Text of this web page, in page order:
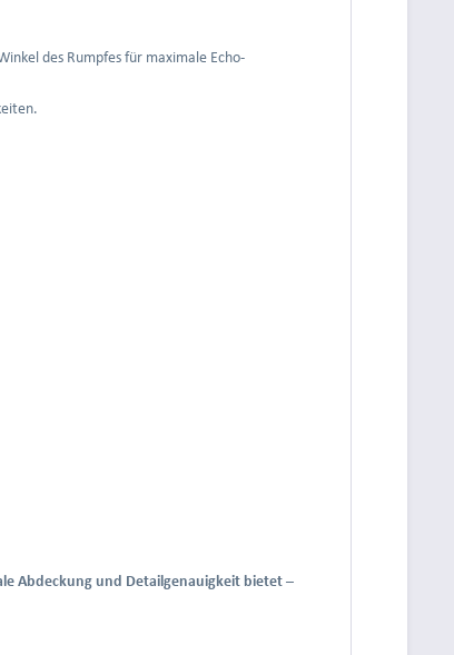
des Rumpfes für maximale Echo-
Abdeckung und Detailgenauigkeit bietet –